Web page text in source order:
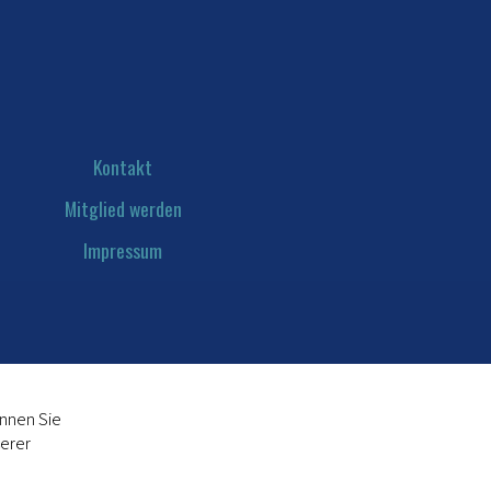
Kontakt
Mitglied werden
Impressum
Sie